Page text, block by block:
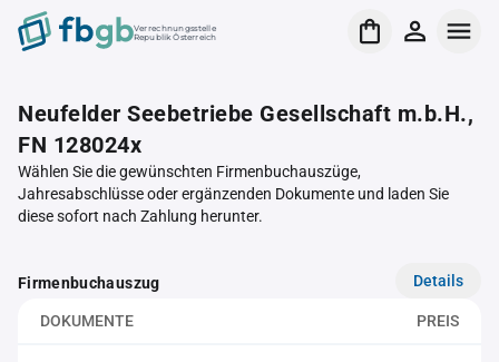
Verrechnungsstelle
Republik Österreich
Neufelder Seebetriebe Gesellschaft m.b.H.,
FN 128024x
Wählen Sie die gewünschten Firmenbuchauszüge,
Jahresabschlüsse oder ergänzenden Dokumente und laden Sie
diese sofort nach Zahlung herunter.
Firmenbuchauszug Details
DOKUMENTE PREIS